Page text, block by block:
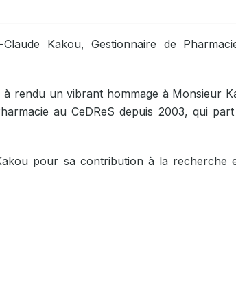
Kakou, Gestionnaire de
à rendu un vibrant hommage à Monsieur
au CeDReS depuis 2003, qui
pour sa contribution à la recherche